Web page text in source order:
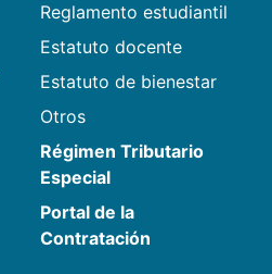
Reglamento estudiantil
Estatuto docente
Estatuto de bienestar
Otros
Régimen Tributario
Especial
Portal de la
Contratación